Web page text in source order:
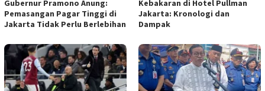
Gubernur Pramono Anung:
Pemasangan Pagar Tinggi di
Jakarta Tidak Perlu Berlebihan
Kebakaran di Hotel Pullman
Jakarta: Kronologi dan
Dampak